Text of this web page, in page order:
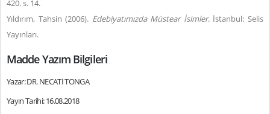
420. s. 14.
Yıldırım, Tahsin (2006). Edebiyatımızda Müstear İsimler. İstanbul: Selis
Yayınları.
Madde Yazım Bilgileri
Yazar: DR. NECATİ TONGA
Yayın Tarihi: 16.08.2018